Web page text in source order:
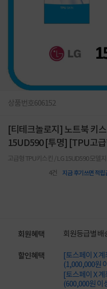
상품번호606152
[티테크놀로지] 노트북 키
15UD590 [투명] [TPU고
고급형 TPU키스킨 / LG 15UD590 모델
4건 지금 후기쓰면 적립
회원혜택 회원등급별 배
할인혜택
[토스페이 X
(1,000,000원
[토스페이 X
(600,000원 이